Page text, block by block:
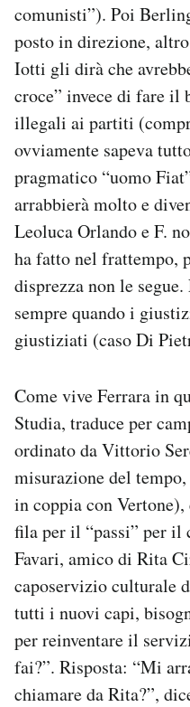
comunisti”). Poi
posto in direzione,
Iotti gli dirà che
croce” invece di fare il
illegali ai partiti
ovviamente sapeva
pragmatico “uomo
arrabbierà molto e
Leoluca Orlando e F.
ha fatto nel frattempo,
disprezza non le
sempre quando i
giustiziati (caso Di
Come vive Ferrara in
Studia, traduce per
ordinato da Vittorio
misurazione del
in coppia con
fila per il “passi” per il
Favari, amico di Rita
caposervizio culturale
tutti i nuovi capi,
per reinventare il
fai?”. Risposta: “Mi
chiamare da Rita?”,